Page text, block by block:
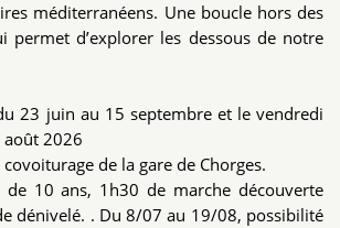
méditerranéens. Une boucle hors des
permet d’explorer les dessous de notre
23 juin au 15 septembre et le vendredi
2026
covoiturage de la gare de Chorges.
10 ans, 1h30 de marche découverte
dénivelé. . Du 8/07 au 19/08, possibilité